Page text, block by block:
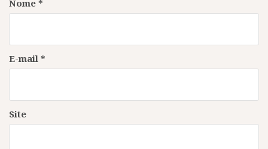
Nome *
E-mail *
Site